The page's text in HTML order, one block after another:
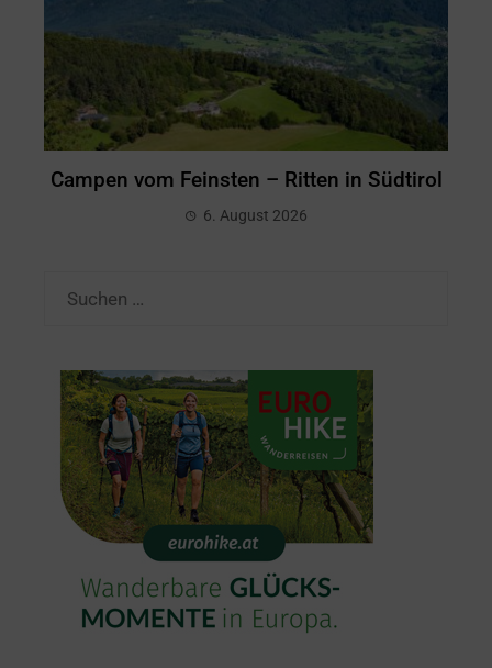
Campen vom Feinsten – Ritten in Südtirol
6. August 2026